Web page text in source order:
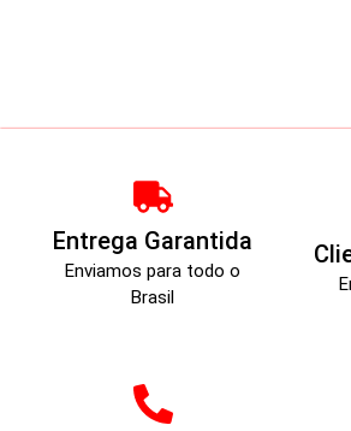
Entrega Garantida
Enviamos para todo o
Brasil